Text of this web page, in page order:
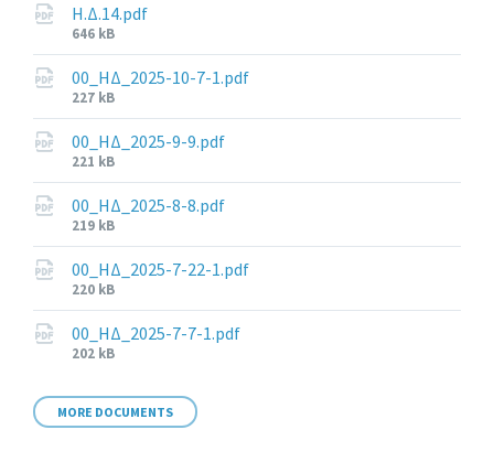
Η.Δ.14.pdf
File
size:
646 kB
00_ΗΔ_2025-10-7-1.pdf
File
size:
227 kB
00_ΗΔ_2025-9-9.pdf
File
size:
221 kB
00_ΗΔ_2025-8-8.pdf
File
size:
219 kB
00_ΗΔ_2025-7-22-1.pdf
File
size:
220 kB
00_ΗΔ_2025-7-7-1.pdf
File
202 kB
MORE DOCUMENTS